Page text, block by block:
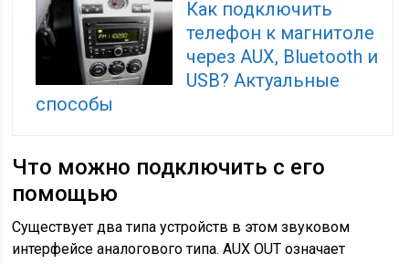
Как подключить
телефон к магнитоле
через AUX, Bluetooth и
USB? Актуальные
способы
Что можно подключить с его
помощью
Существует два типа устройств в этом звуковом
интерфейсе аналогового типа. AUX OUT означает